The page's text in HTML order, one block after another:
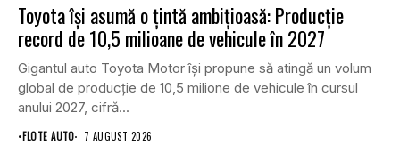
Toyota își asumă o țintă ambițioasă: Producție
record de 10,5 milioane de vehicule în 2027
Gigantul auto Toyota Motor își propune să atingă un volum
global de producție de 10,5 milione de vehicule în cursul
anului 2027, cifră...
•FLOTE AUTO 7 AUGUST 2026